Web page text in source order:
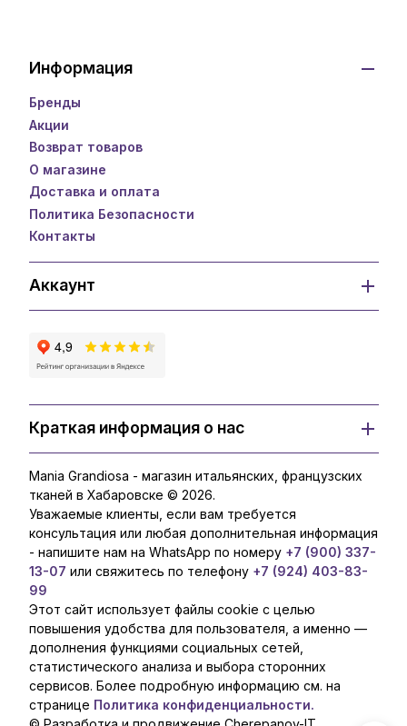
Информация
Бренды
Акции
Возврат товаров
О магазине
Доставка и оплата
Политика Безопасности
Контакты
Аккаунт
Краткая информация о нас
Mania Grandiosa - магазин итальянских, французских
тканей в Хабаровске © 2026.
Уважаемые клиенты, если вам требуется
консультация или любая дополнительная информация
- напишите нам на WhatsApp по номеру +7 (900) 337-
13-07 или свяжитесь по телефону +7 (924) 403-83-
99
Этот сайт использует файлы cookie с целью
повышения удобства для пользователя, а именно —
дополнения функциями социальных сетей,
статистического анализа и выбора сторонних
сервисов. Более подробную информацию см. на
странице Политика конфиденциальности.